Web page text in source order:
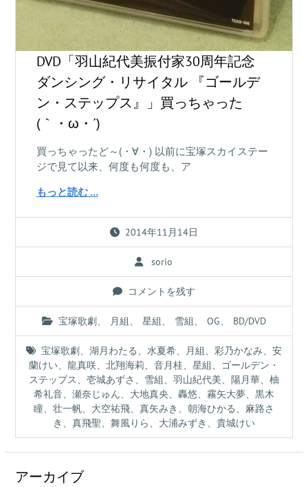
DVD「羽山紀代美振付家30周年記念
ダンシング・リサイタル 『ゴールデ
ン・ステップス』」買っちゃった
(｀・ω・´)
買っちゃったど～(・∀・) 以前に宝塚スカイステー
ジで見て以来、何度も何度も、ア
もっと読む …
2014年11月14日
sorio
コメントを残す
宝塚歌劇 、 月組、 星組、 雪組、 OG、 BD/DVD
宝塚歌劇 、 湖月わたる、 水夏希、 月組、 彩乃かなみ、 安
蘭けい、 龍真咲、 北翔海莉、 音月桂、 星組、
ゴールデン・
ステップス、 壱城あずさ 、 雪組、 羽山紀代美、 陽月華、 柚
希礼音、 瀬奈じゅん、 大地真央、 轟悠、 霧矢大夢、 黒木
瞳、 壮一帆、 大空祐飛、 真矢みき 、 朝海ひかる、 麻路さ
き 、 真飛聖、 舞風りら、 大浦みずき 、 貴城けい
アーカイブ